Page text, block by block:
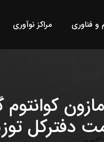
و فناوری مراکز نوآوری
دفترکل